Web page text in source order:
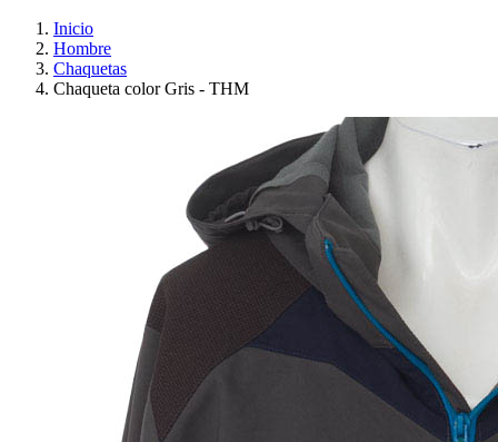
Inicio
Hombre
Chaquetas
Chaqueta color Gris - THM